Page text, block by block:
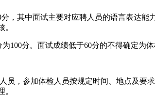
，其中面试主要对应聘人员的语言表达
100分。面试成绩低于60分的不得确定为体
，参加体检人员按规定时间、地点及要